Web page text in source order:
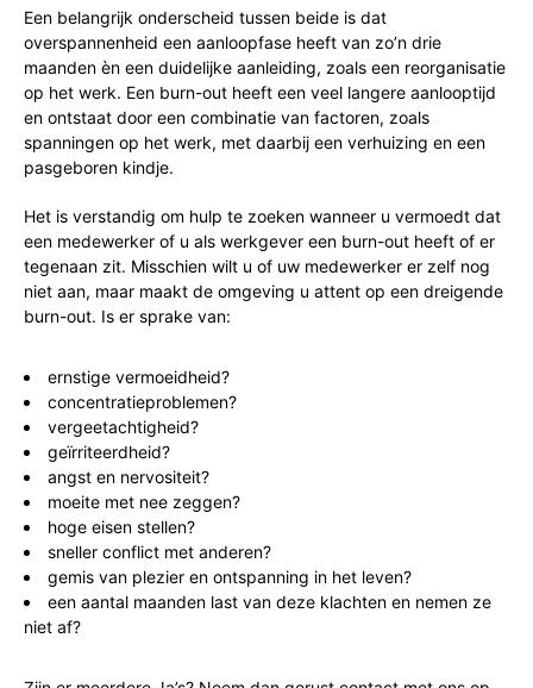
Een belangrijk onderscheid tussen beide is dat
overspannenheid een aanloopfase heeft van zo’n drie
maanden èn een duidelijke aanleiding, zoals een reorganisatie
op het werk. Een burn-out heeft een veel langere aanlooptijd
en ontstaat door een combinatie van factoren, zoals
spanningen op het werk, met daarbij een verhuizing en een
pasgeboren kindje.
Het is verstandig om hulp te zoeken wanneer u vermoedt dat
een medewerker of u als werkgever een burn-out heeft of er
tegenaan zit. Misschien wilt u of uw medewerker er zelf nog
niet aan, maar maakt de omgeving u attent op een dreigende
burn-out. Is er sprake van:
ernstige vermoeidheid?
concentratieproblemen?
vergeetachtigheid?
geïrriteerdheid?
angst en nervositeit?
moeite met nee zeggen?
hoge eisen stellen?
sneller conflict met anderen?
gemis van plezier en ontspanning in het leven?
een aantal maanden last van deze klachten en nemen ze
niet af?